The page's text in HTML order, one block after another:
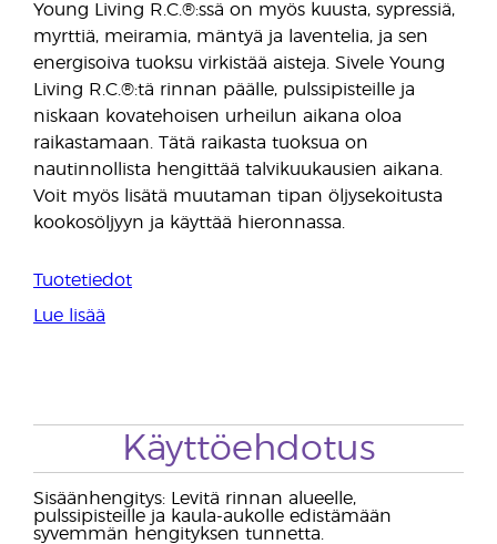
Young Living R.C.®:ssä on myös kuusta, sypressiä,
myrttiä, meiramia, mäntyä ja laventelia, ja sen
energisoiva tuoksu virkistää aisteja. Sivele Young
Living R.C.®:tä rinnan päälle, pulssipisteille ja
niskaan kovatehoisen urheilun aikana oloa
raikastamaan. Tätä raikasta tuoksua on
nautinnollista hengittää talvikuukausien aikana.
Voit myös lisätä muutaman tipan öljysekoitusta
kookosöljyyn ja käyttää hieronnassa.
Tuotetiedot
Lue lisää
Käyttöehdotus
Sisäänhengitys: Levitä rinnan alueelle,
pulssipisteille ja kaula-aukolle edistämään
syvemmän hengityksen tunnetta.